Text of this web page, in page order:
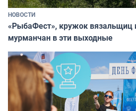
НОВОСТИ
«РыбаФест», кружок вязальщиц
мурманчан в эти выходные